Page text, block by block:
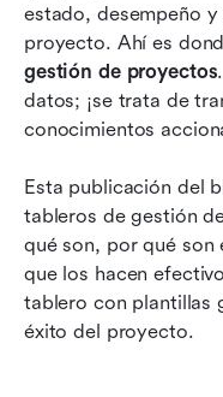
estado, desempeño
proyecto. Ahí es
gestión de proyectos
datos; ¡se trata de
conocimientos
Esta publicación del
tableros de gestión
qué son, por qué son
que los hacen
tablero con plantillas
éxito del proyecto.